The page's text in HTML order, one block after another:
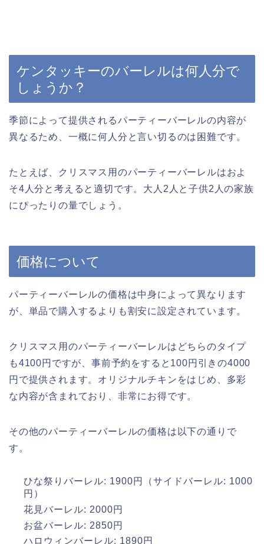
ケンタッキーのバーレルは何人分で
しょうか？
季節によって提供されるパーティーバーレルの内容が
異なるため、一概に何人分と言い切るのは困難です。
たとえば、クリスマス用のパーティーバーレルはおよ
そ4人分と考えると適切です。大人2人と子供2人の家族
にぴったりの量でしょう。
価格について
パーティーバーレルの価格は中身によって異なります
が、単品で購入するよりも割安に設定されています。
クリスマス用のパーティーバーレルはどちらのタイプ
も4100円ですが、事前予約をすると100円引きの4000
円で提供されます。オリジナルチキンをはじめ、多彩
な内容が含まれており、非常にお得です。
その他のパーティーバーレルの価格は以下の通りで
す。
ひな祭りバーレル: 1900円（サイドバーレル: 1000
円）
花見バーレル: 2000円
お盆バーレル: 2850円
ハロウィンバーレル: 1890円